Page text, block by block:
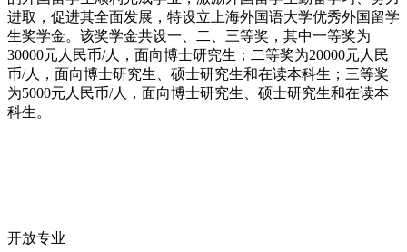
进取，促进其全面发展，特设立上海外国语大学优秀外国留学
生奖学金。该奖学金共设一、二、三等奖，其中一等奖为
30000元人民币/人，面向博士研究生；二等奖为20000元人民
币/人，面向博士研究生、硕士研究生和在读本科生；三等奖
为5000元人民币/人，面向博士研究生、硕士研究生和在读本
科生。
开放专业